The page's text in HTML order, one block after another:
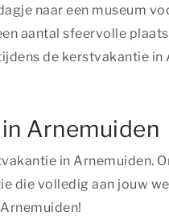
naar een museum
aantal sfeervolle
de kerstvakantie in
Arnemuiden
in Arnemuiden.
die volledig aan jouw